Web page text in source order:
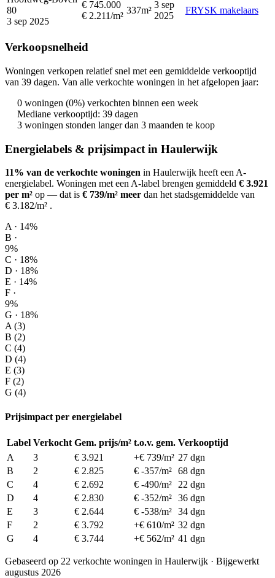
80
3 sep 2025
€ 745.000
€ 2.211/m²
337m²
3 sep
2025
FRYSK makelaars
Verkoopsnelheid
Woningen verkopen relatief snel met een gemiddelde verkooptijd
van 39 dagen. Van alle verkochte woningen in het afgelopen jaar:
0 woningen (0%) verkochten binnen een week
Mediane verkooptijd: 39 dagen
3 woningen stonden langer dan 3 maanden te koop
Energielabels & prijsimpact in Haulerwijk
11% van de verkochte woningen in Haulerwijk heeft een A-
energielabel. Woningen met een A-label brengen gemiddeld € 3.921
per m² op — dat is € 739/m² meer dan het stadsgemiddelde van
€ 3.182/m² .
A · 14%
B ·
9%
C · 18%
D · 18%
E · 14%
F ·
9%
G · 18%
A (3)
B (2)
C (4)
D (4)
E (3)
F (2)
G (4)
Prijsimpact per energielabel
Label Verkocht Gem. prijs/m² t.o.v. gem. Verkooptijd
A
3 € 3.921 +€ 739/m² 27 dgn
B
2 € 2.825 € -357/m² 68 dgn
C
4 € 2.692 € -490/m²
22 dgn
D
4 € 2.830 € -352/m² 36 dgn
E
3 € 2.644 € -538/m² 34 dgn
F
2 € 3.792 +€ 610/m² 32 dgn
G
4 € 3.744 +€ 562/m² 41 dgn
Gebaseerd op 22 verkochte woningen in Haulerwijk · Bijgewerkt
augustus 2026